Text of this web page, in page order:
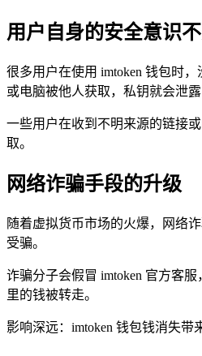
用户自身的安全意识
很多用户在使用 imtoken 钱包时
或电脑被他人获取，私钥就会泄
一些用户在收到不明来源的链接
取。
网络诈骗手段的升级
随着虚拟货币市场的火爆，网络
受骗。
诈骗分子会假冒 imtoken 官方客
里的钱被转走。
影响深远：imtoken 钱包钱消失带